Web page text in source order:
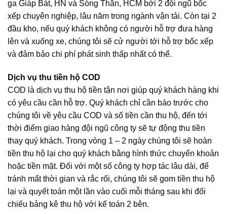
ga Giáp Bát, HN và Sóng Thần, HCM bởi 2 đội ngũ bốc
xếp chuyên nghiệp, lâu năm trong ngành vận tải. Còn tại 2
đầu kho, nếu quý khách không có người hỗ trợ đưa hàng
lên và xuống xe, chúng tôi sẽ cử người tới hỗ trợ bốc xếp
và đảm bảo chi phí phát sinh thấp nhất có thể.
Dịch vụ thu tiền hộ COD
COD là dịch vụ thu hộ tiền tận nơi giúp quý khách hàng khi
có yêu cầu cần hỗ trợ. Quý khách chỉ cần báo trước cho
chúng tôi về yêu cầu COD và số tiền cần thu hộ, đến tới
thời điểm giao hàng đội ngũ công ty sẽ tự động thu tiền
thay quý khách. Trong vòng 1 – 2 ngày chúng tôi sẽ hoàn
tiền thu hộ lại cho quý khách bằng hình thức chuyển khoản
hoặc tiền mặt. Đối với một số công ty hợp tác lâu dài, để
tránh mất thời gian và rắc rối, chúng tôi sẽ gom tiền thu hộ
lại và quyết toán một lần vào cuối mỗi tháng sau khi đối
chiếu bảng kê thu hộ với kế toán 2 bên.